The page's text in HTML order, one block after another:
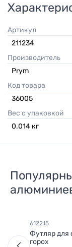
Артикул
211234
Производитель
Prym
Код товара
36005
Вес с упаковкой
0.014 кг
612215
Футляр для
горох